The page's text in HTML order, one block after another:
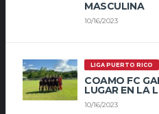
MASCULINA
10/16/2023
LIGA PUERTO RICO
COAMO FC
LUGAR EN LA
10/16/2023